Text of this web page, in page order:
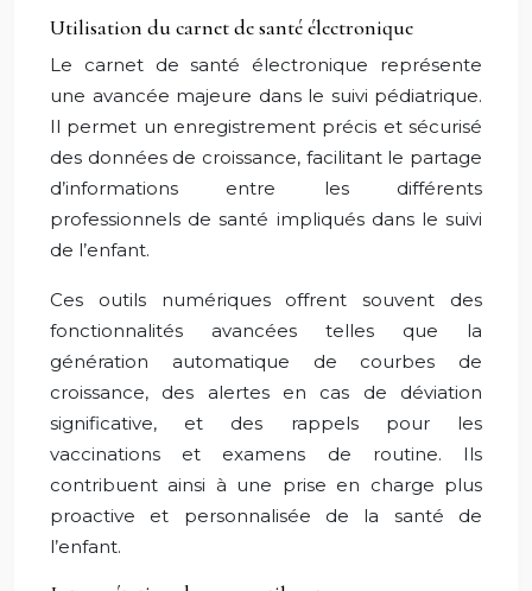
Utilisation du carnet de santé électronique
Le carnet de santé électronique représente
une avancée majeure dans le suivi pédiatrique.
Il permet un enregistrement précis et sécurisé
des données de croissance, facilitant le partage
d’informations entre les différents
professionnels de santé impliqués dans le suivi
de l’enfant.
Ces outils numériques offrent souvent des
fonctionnalités avancées telles que la
génération automatique de courbes de
croissance, des alertes en cas de déviation
significative, et des rappels pour les
vaccinations et examens de routine. Ils
contribuent ainsi à une prise en charge plus
proactive et personnalisée de la santé de
l’enfant.